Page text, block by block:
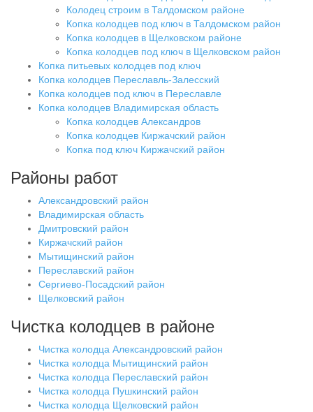
Колодец строим в Талдомском районе
Копка колодцев под ключ в Талдомском район
Копка колодцев в Щелковском районе
Копка колодцев под ключ в Щелковском район
Копка питьевых колодцев под ключ
Копка колодцев Переславль-Залесский
Копка колодцев под ключ в Переславле
Копка колодцев Владимирская область
Копка колодцев Александров
Копка колодцев Киржачский район
Копка под ключ Киржачский район
Районы работ
Александровский район
Владимирская область
Дмитровский район
Киржачский район
Мытищинский район
Переславский район
Сергиево-Посадский район
Щелковский район
Чистка колодцев в районе
Чистка колодца Александровский район
Чистка колодца Мытищинский район
Чистка колодца Переславский район
Чистка колодца Пушкинский район
Чистка колодца Щелковский район